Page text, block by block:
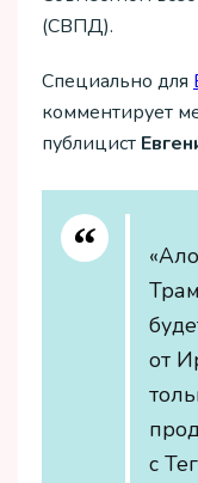
(СВПД).
Специально для
комментирует
публицист
от
с